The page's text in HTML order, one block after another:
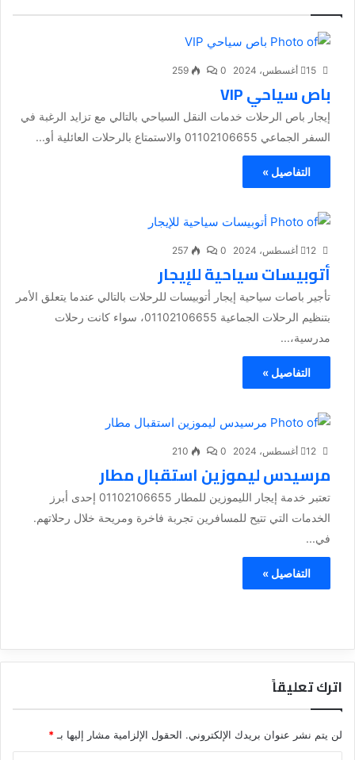
15 أغسطس، 2024 0
259
باص سياحي VIP
إيجار باص الرحلات خدمات النقل السياحي بالتالي مع تزايد الرغبة في
السفر الجماعي 01102106655 والاستمتاع بالرحلات العائلية أو...
التفاصيل »
12 أغسطس، 2024 0
257
أتوبيسات سياحية للإيجار
تأجير باصات سياحية إيجار أتوبيسات للرحلات بالتالي عندما يتعلق الأمر
بتنظيم الرحلات الجماعية 01102106655، سواء كانت رحلات
مدرسية،...
التفاصيل »
12 أغسطس، 2024 0
210
مرسيدس ليموزين استقبال مطار
تعتبر خدمة إيجار الليموزين للمطار 01102106655 إحدى أبرز
الخدمات التي تتيح للمسافرين تجربة فاخرة ومريحة خلال رحلاتهم.
في...
التفاصيل »
اترك تعليقاً
لن يتم نشر عنوان بريدك الإلكتروني. الحقول الإلزامية مشار إليها بـ*